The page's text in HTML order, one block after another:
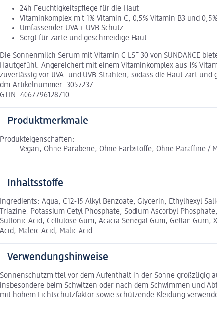
24h Feuchtigkeitspflege für die Haut
Vitaminkomplex mit 1% Vitamin C, 0,5% Vitamin B3 und
Umfassender UVA + UVB Schutz
Sorgt für zarte und geschmeidige Haut
Die Sonnenmilch Serum mit Vitamin C LSF 30 von SUNDANCE
Hautgefühl. Angereichert mit einem Vitaminkomplex aus 1%
zuverlässig vor UVA- und UVB-Strahlen, sodass die Haut zart
dm-Artikelnummer: 3057237
GTIN: 4067796128710
Produktmerkmale
Produkteigenschaften:
Vegan, Ohne Parabene, Ohne Farbstoffe, Ohne Paraffine
Inhaltsstoffe
Ingredients: Aqua, C12-15 Alkyl Benzoate, Glycerin, Ethylhexyl
Triazine, Potassium Cetyl Phosphate, Sodium Ascorbyl
Sulfonic Acid, Cellulose Gum, Acacia Senegal Gum, Gellan
Acid, Maleic Acid, Malic Acid
Verwendungshinweise
Sonnenschutzmittel vor dem Aufenthalt in der Sonne
insbesondere beim Schwitzen oder nach dem Schwimmen und
mit hohem Lichtschutzfaktor sowie schützende Kleidung